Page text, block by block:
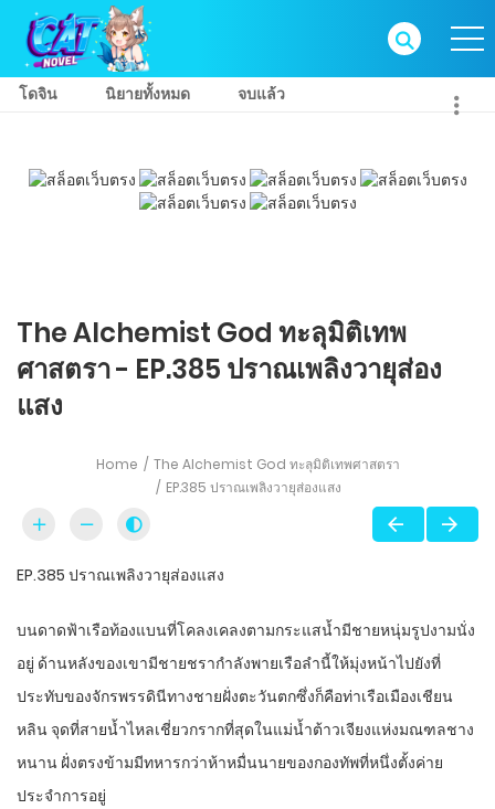
โดจิน นิยายทั้งหมด จบแล้ว
The Alchemist God ทะลุมิติเทพ
ศาสตรา - EP.385 ปราณเพลิงวายุส่อง
แสง
Home
The Alchemist God ทะลุมิติเทพศาสตรา
EP.385 ปราณเพลิงวายุส่องแสง
EP.385 ปราณเพลิงวายุส่องแสง
บนดาดฟ้าเรือท้องแบนที่โคลงเคลงตามกระแสน้ำมีชายหนุ่มรูปงามนั่ง
อยู่ ด้านหลังของเขามีชายชรากำลังพายเรือลำนี้ให้มุ่งหน้าไปยังที่
ประทับของจักรพรรดินีทางชายฝั่งตะวันตกซึ่งก็คือท่าเรือเมืองเชียน
หลิน จุดที่สายน้ำไหลเชี่ยวกรากที่สุดในแม่น้ำต้าวเจียงแห่งมณฑลชาง
หนาน ฝั่งตรงข้ามมีทหารกว่าห้าหมื่นนายของกองทัพที่หนึ่งตั้งค่าย
ประจำการอยู่